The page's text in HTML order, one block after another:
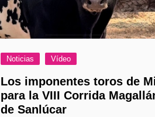
Noticias Vídeo
Los imponentes toros de
para la VIII Corrida
de Sanlúcar